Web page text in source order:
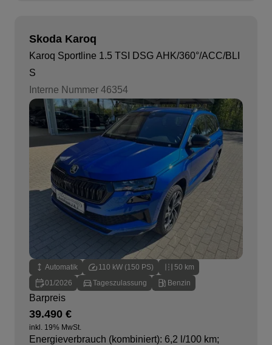
Skoda Karoq
Karoq Sportline 1.5 TSI DSG AHK/360°/ACC/BLI
S
Interne Nummer 46354
Automatik 110 kW (150 PS)
50 km
01/2026
Tageszulassung Benzin
Barpreis
39.490 €
inkl. 19% MwSt.
Energieverbrauch (kombiniert): 6,2 l/100 km;